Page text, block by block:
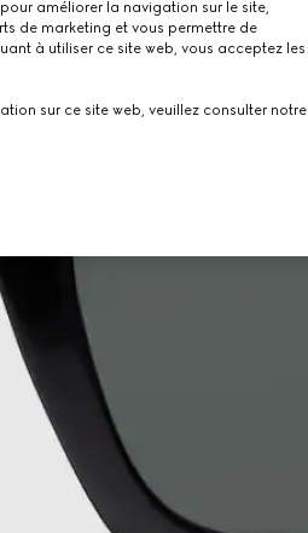
améliorer la navigation sur le site,
de marketing et vous permettre de
à utiliser ce site web, vous acceptez les
sur ce site web, veuillez consulter notre